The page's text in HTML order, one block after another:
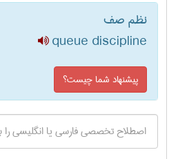
نظم صف
queue discipline
پیشنهاد شما چیست؟